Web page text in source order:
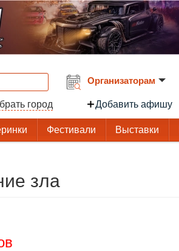
город
Организаторам
Добавить афишу
Фестивали Выставки
зла